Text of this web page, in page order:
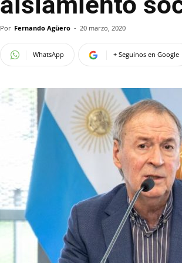
Por Fernando Agüero - 20 marzo, 2020
WhatsApp + Seguinos en Google